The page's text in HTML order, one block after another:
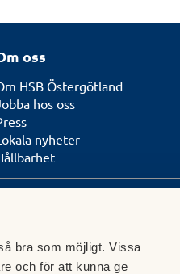
bra som möjligt. Vissa
och för att kunna ge
oss
HSB Östergötland
Jobba hos oss
nyheter